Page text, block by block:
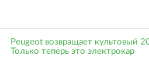
Peugeot возвращает культовый
Только теперь это электрокар